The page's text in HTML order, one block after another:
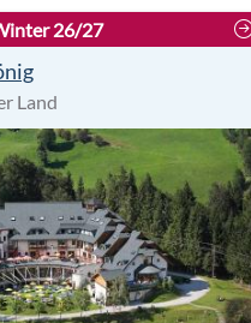
26/27
Land